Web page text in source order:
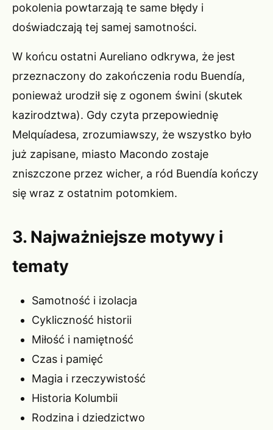
pokolenia powtarzają te same błędy i
doświadczają tej samej samotności.
W końcu ostatni Aureliano odkrywa, że jest
przeznaczony do zakończenia rodu Buendía,
ponieważ urodził się z ogonem świni (skutek
kazirodztwa). Gdy czyta przepowiednię
Melquíadesa, zrozumiawszy, że wszystko było
już zapisane, miasto Macondo zostaje
zniszczone przez wicher, a ród Buendía kończy
się wraz z ostatnim potomkiem.
3. Najważniejsze motywy i
tematy
Samotność i izolacja
Cykliczność historii
Miłość i namiętność
Czas i pamięć
Magia i rzeczywistość
Historia Kolumbii
Rodzina i dziedzictwo